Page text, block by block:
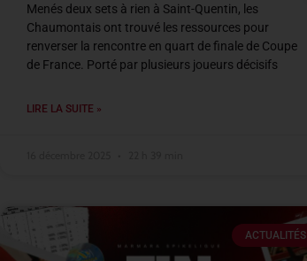
Menés deux sets à rien à Saint-Quentin, les
Chaumontais ont trouvé les ressources pour
renverser la rencontre en quart de finale de Coupe
de France. Porté par plusieurs joueurs décisifs
LIRE LA SUITE »
ACTUALITÉS